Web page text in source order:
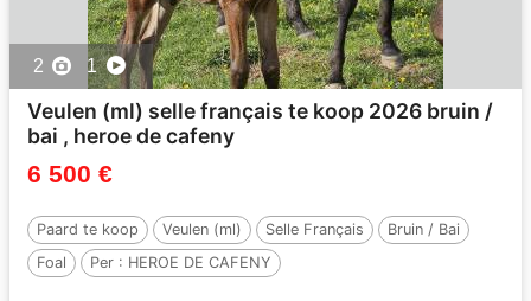
2 1
Veulen (ml) selle français te koop 2026 bruin /
bai , heroe de cafeny
6 500 €
Paard te koop Veulen (ml) Selle Français
Bruin / Bai
Foal
Per : HEROE DE CAFENY